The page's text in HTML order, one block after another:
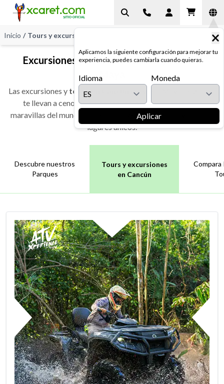
Aplicamos la siguiente configuración para mejorar tu
experiencia, puedes cambiarla cuando quieras.
Idioma Moneda
Aplicar
Inicio / Tours y excursiones en Cancún
Excursiones y tours en Cancún y Riviera
Maya
Las excursiones y tours en Cancún
y Riviera Maya de Xcaret
te llevan a cenotes, sitios arqueológicos milenarios, y
maravillas del mundo moderno. Elige tus favoritos y disfruta
lugares únicos.
Descubre nuestros
Parques
Tours y excursiones
en Cancún
Compara